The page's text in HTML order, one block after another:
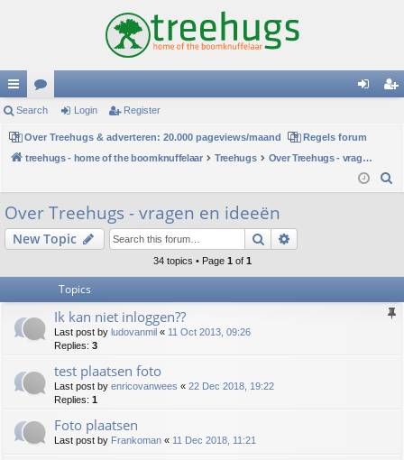
ui
ck
lin
ks
or
u
m
s
in
Search Login Register
Over Treehugs & adverteren: 20.000 pageviews/maand
Regels forum
treehugs - home of the boomknuffelaar
Treehugs
Over Treehugs - vragen en ideeën
h
Over Treehugs - vragen en ideeën
New Topic Search
34 topics • Page 1 of 1
Topics
Ik kan niet inloggen??
Last post by ludovanmil « 11 Oct 2013, 09:26
Replies: 3
test plaatsen foto
Last post by enricovanwees « 22 Dec 2018, 19:22
Replies: 1
Foto plaatsen
Last post by Frankoman « 11 Dec 2018, 11:21